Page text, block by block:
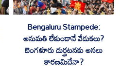
Bengaluru Stampede:
అనుమతి లేకుండానే వేడుకలు?
బెంగళూరు దుర్ఘటనకు అసలు
కారణమిదేనా?